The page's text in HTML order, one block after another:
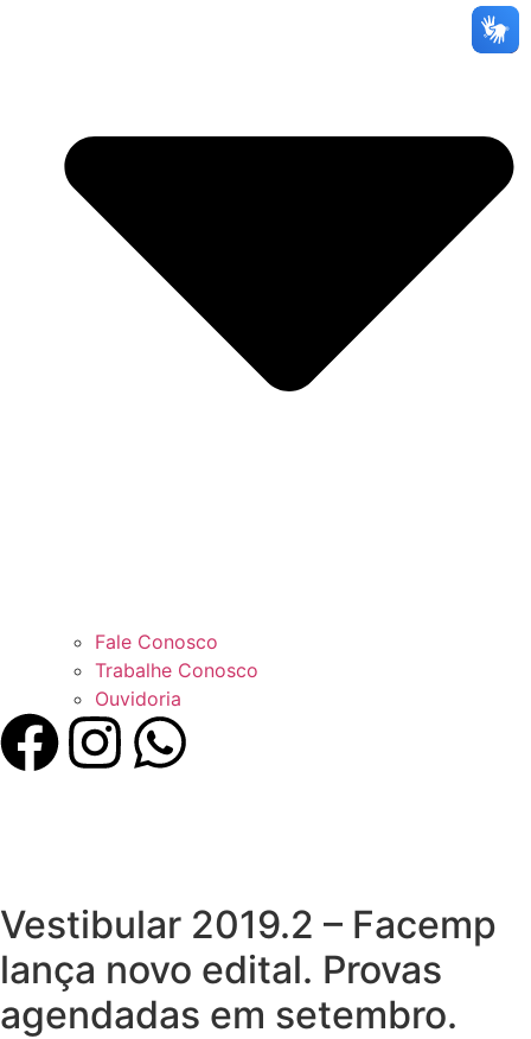
Fale Conosco
Trabalhe Conosco
Ouvidoria
Vestibular 2019.2 – Facemp
lança novo edital. Provas
agendadas em setembro.